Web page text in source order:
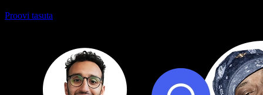
Proovi tasuta